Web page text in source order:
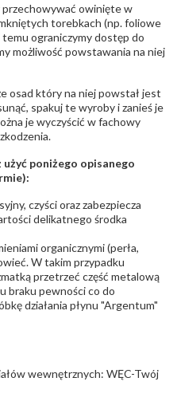
przechowywać owinięte w
torebkach (np. foliowe
ograniczymy dostęp do
możliwość powstawania na niej
osad który na niej powstał jest
spakuj te wyroby i zanieś je
je wyczyścić w fachowy
poniżego opisanego
czyści oraz zabezpiecza
delikatnego środka
organicznymi (perła,
W takim przypadku
przetrzeć część metalową
braku pewności co do
działania płynu "Argentum"
wewnętrznych: WĘC-Twój